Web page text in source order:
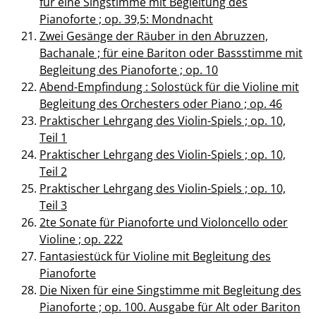
Pianoforte ; op. 39,5: Mondnacht
Zwei Gesänge der Räuber in den Abruzzen,
Bachanale ; für eine Bariton oder Bassstimme mit
Begleitung des Pianoforte ; op. 10
Abend-Empfindung : Solostück für die Violine mit
Begleitung des Orchesters oder Piano ; op. 46
Praktischer Lehrgang des Violin-Spiels ; op. 10,
Teil 1
Praktischer Lehrgang des Violin-Spiels ; op. 10,
Teil 2
Praktischer Lehrgang des Violin-Spiels ; op. 10,
Teil 3
2te Sonate für Pianoforte und Violoncello oder
Violine ; op. 222
Fantasiestück für Violine mit Begleitung des
Pianoforte
Die Nixen für eine Singstimme mit Begleitung des
Pianoforte ; op. 100. Ausgabe für Alt oder Bariton